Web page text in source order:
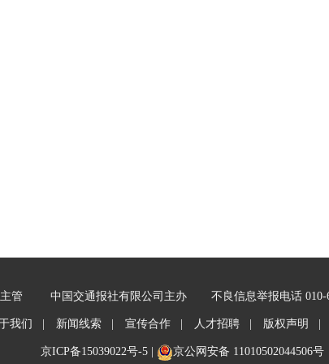
管 中国交通报社有限公司主办 不良信息举报电话 010-
我们 | 新闻线索 | 宣传合作 | 人才招聘 | 版权声明 |
京ICP备15039022号-5| 京公网安备 11010502044506号